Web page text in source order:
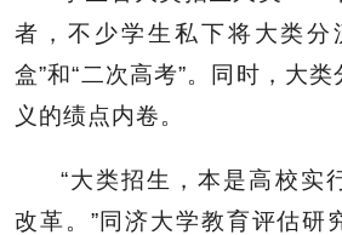
者，不少学生私下将大类分
盒”和“二次高考”。同时，大
义的绩点内卷。
“大类招生，本是高校实
改革。”同济大学教育评估研